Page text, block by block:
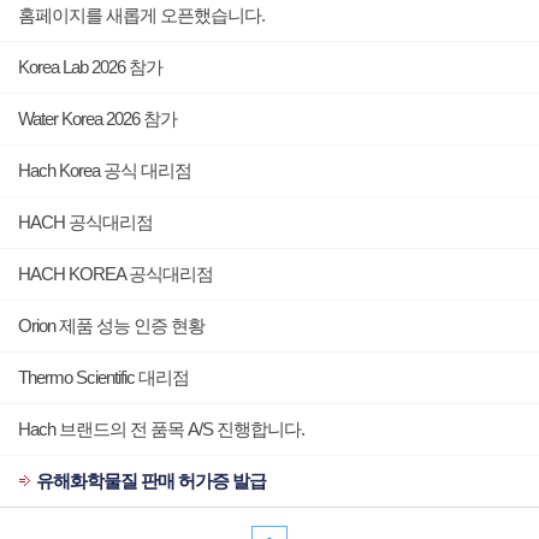
홈페이지를 새롭게 오픈했습니다.
Korea Lab 2026 참가
Water Korea 2026 참가
Hach Korea 공식 대리점
HACH 공식대리점
HACH KOREA 공식대리점
Orion 제품 성능 인증 현황
Thermo Scientific 대리점
Hach 브랜드의 전 품목 A/S 진행합니다.
유해화학물질 판매 허가증 발급